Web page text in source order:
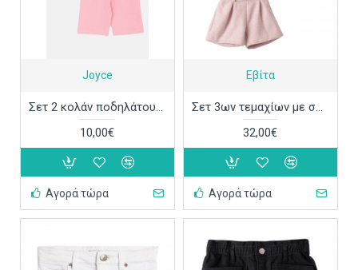
Joyce
Σετ 2 κολάν ποδηλάτου Joyce 2511405
10,00€
Αγορά τώρα
Εβίτα
Σετ 3ων τεμαχίων με σορτσάκι Εβίτα 243231
32,00€
Αγορά τώρα